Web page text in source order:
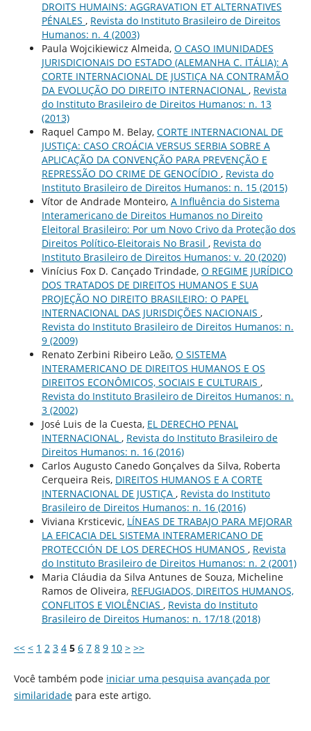
DROITS HUMAINS: AGGRAVATION ET ALTERNATIVES
PÉNALES , Revista do Instituto Brasileiro de Direitos
Humanos: n. 4 (2003)
Paula Wojcikiewicz Almeida, O CASO IMUNIDADES
JURISDICIONAIS DO ESTADO (ALEMANHA C. ITÁLIA): A
CORTE INTERNACIONAL DE JUSTIÇA NA CONTRAMÃO
DA EVOLUÇÃO DO DIREITO INTERNACIONAL , Revista
do Instituto Brasileiro de Direitos Humanos: n. 13
(2013)
Raquel Campo M. Belay, CORTE INTERNACIONAL DE
JUSTIÇA: CASO CROÁCIA VERSUS SERBIA SOBRE A
APLICAÇÃO DA CONVENÇÃO PARA PREVENÇÃO E
REPRESSÃO DO CRIME DE GENOCÍDIO , Revista do
Instituto Brasileiro de Direitos Humanos: n. 15 (2015)
Vítor de Andrade Monteiro, A Influência do Sistema
Interamericano de Direitos Humanos no Direito
Eleitoral Brasileiro: Por um Novo Crivo da Proteção dos
Direitos Político-Eleitorais No Brasil , Revista do
Instituto Brasileiro de Direitos Humanos: v. 20 (2020)
Vinícius Fox D. Cançado Trindade, O REGIME JURÍDICO
DOS TRATADOS DE DIREITOS HUMANOS E SUA
PROJEÇÃO NO DIREITO BRASILEIRO: O PAPEL
INTERNACIONAL DAS JURISDIÇÕES NACIONAIS ,
Revista do Instituto Brasileiro de Direitos Humanos: n.
9 (2009)
Renato Zerbini Ribeiro Leão, O SISTEMA
INTERAMERICANO DE DIREITOS HUMANOS E OS
DIREITOS ECONÔMICOS, SOCIAIS E CULTURAIS ,
Revista do Instituto Brasileiro de Direitos Humanos: n.
3 (2002)
José Luis de la Cuesta, EL DERECHO PENAL
INTERNACIONAL , Revista do Instituto Brasileiro de
Direitos Humanos: n. 16 (2016)
Carlos Augusto Canedo Gonçalves da Silva, Roberta
Cerqueira Reis, DIREITOS HUMANOS E A CORTE
INTERNACIONAL DE JUSTIÇA , Revista do Instituto
Brasileiro de Direitos Humanos: n. 16 (2016)
Viviana Krsticevic, LÍNEAS DE TRABAJO PARA MEJORAR
LA EFICACIA DEL SISTEMA INTERAMERICANO DE
PROTECCIÓN DE LOS DERECHOS HUMANOS , Revista
do Instituto Brasileiro de Direitos Humanos: n. 2 (2001)
Maria Cláudia da Silva Antunes de Souza, Micheline
Ramos de Oliveira, REFUGIADOS, DIREITOS HUMANOS,
CONFLITOS E VIOLÊNCIAS , Revista do Instituto
Brasileiro de Direitos Humanos: n. 17/18 (2018)
<< < 1 2 3 4 5 6 7 8 9 10 > >>
Você também pode iniciar uma pesquisa avançada por
similaridadepara este artigo.